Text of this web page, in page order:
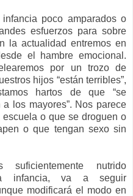
poco amparados o
esfuerzos para sobre
la actualidad entremos en
el hambre emocional.
por un trozo de
hijos “están terribles”,
hartos de que “se
a los mayores”. Nos parece
o que se droguen o
o que tengan sexo sin
nutrido
infancia, va a seguir
modificará el modo en